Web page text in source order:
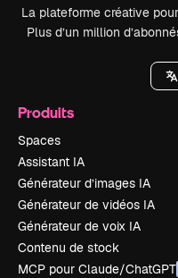
La plateforme créative
Plus d’un million
Produits
Spaces
Assistant IA
Générateur d’images IA
Générateur de vidéos IA
Générateur de voix IA
Contenu de stock
MCP pour Claude/ChatGPT